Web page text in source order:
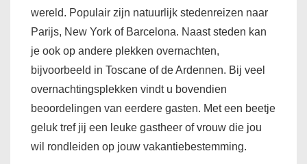
wereld. Populair zijn natuurlijk stedenreizen naar
Parijs, New York of Barcelona. Naast steden kan
je ook op andere plekken overnachten,
bijvoorbeeld in Toscane of de Ardennen. Bij veel
overnachtingsplekken vindt u bovendien
beoordelingen van eerdere gasten. Met een beetje
geluk tref jij een leuke gastheer of vrouw die jou
wil rondleiden op jouw vakantiebestemming.